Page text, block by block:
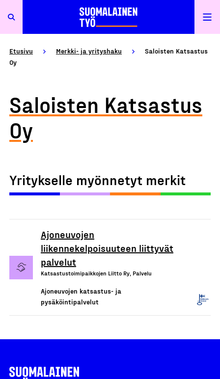
Etusivu Merkki- ja yrityshaku
Saloisten Katsastus
Oy
Saloisten Katsastus
Oy
Yritykselle myönnetyt merkit
Ajoneuvojen
liikennekelpoisuuteen liittyvät
palvelut
Katsastustoimipaikkojen Liitto Ry, Palvelu
Ajoneuvojen katsastus- ja
pysäköintipalvelut